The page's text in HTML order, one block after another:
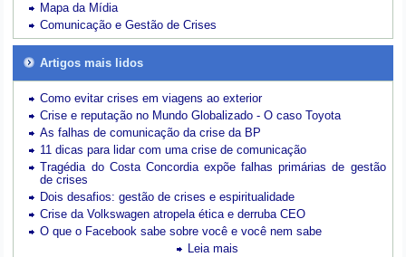
Mapa da Mídia
Comunicação e Gestão de Crises
Artigos mais lidos
Como evitar crises em viagens ao exterior
Crise e reputação no Mundo Globalizado - O caso Toyota
As falhas de comunicação da crise da BP
11 dicas para lidar com uma crise de comunicação
Tragédia do Costa Concordia expõe falhas primárias de gestão
de crises
Dois desafios: gestão de crises e espiritualidade
Crise da Volkswagen atropela ética e derruba CEO
O que o Facebook sabe sobre você e você nem sabe
Leia mais